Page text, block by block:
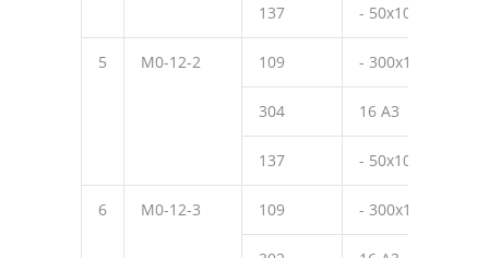
137 - 50х10
5 М0-12-2 109 - 300х10
304 16 А3
137 - 50х10
6 М0-12-3 109 - 300х10